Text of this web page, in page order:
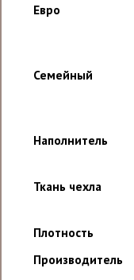
Евро
Семейный
Наполнитель
Ткань чехла
Плотность
Производитель